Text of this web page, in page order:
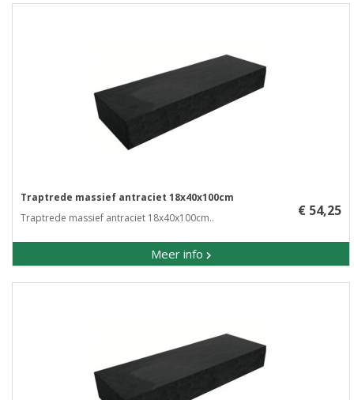
Traptrede massief antraciet 18x40x100cm
Traptrede massief antraciet 18x40x100cm..
Meer info
€ 54,25